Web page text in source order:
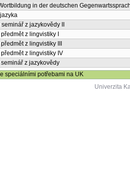
in der deutschen
z jazykovědy II
z lingvistiky I
z lingvistiky III
z lingvistiky IV
z jazykovědy
speciálními potřebami na UK
Univerzita